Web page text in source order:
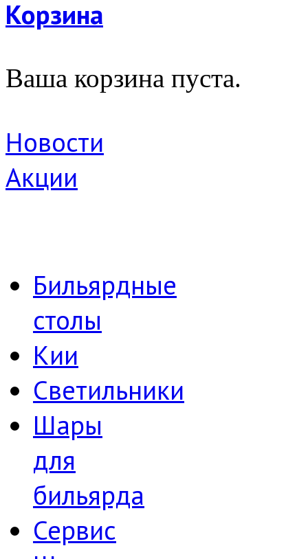
Корзина
Ваша корзина пуста.
Новости
Акции
Бильярдные
столы
Кии
Светильники
Шары
для
бильярда
Сервис